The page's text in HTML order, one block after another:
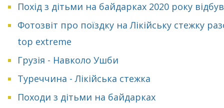
Похід з дітьми на байдарках 2020 року
Фотозвіт про поїздку на Лікійську стежку
top extreme
Грузія - Навколо Ушби
Туреччина - Лікійська стежка
Походи з дітьми на байдарках